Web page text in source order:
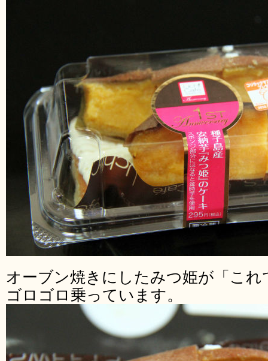
オーブン焼きにしたみつ姫が「こ
ゴロゴロ乗っています。